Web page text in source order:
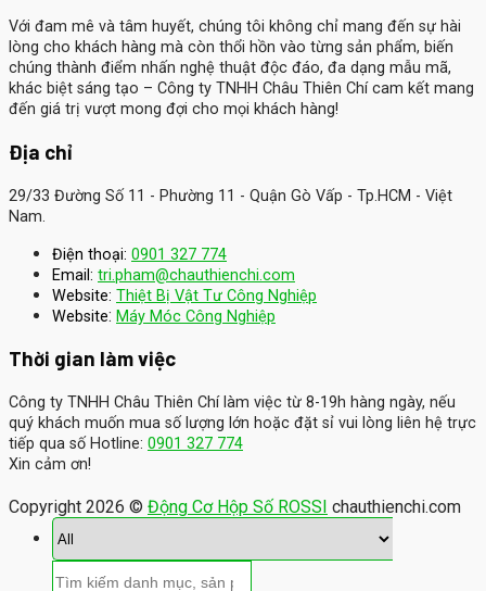
Với đam mê và tâm huyết, chúng tôi không chỉ mang đến sự hài
lòng cho khách hàng mà còn thổi hồn vào từng sản phẩm, biến
chúng thành điểm nhấn nghệ thuật độc đáo, đa dạng mẫu mã,
khác biệt sáng tạo – Công ty TNHH Châu Thiên Chí cam kết mang
đến giá trị vượt mong đợi cho mọi khách hàng!
Địa chỉ
29/33 Đường Số 11 - Phường 11 - Quận Gò Vấp - Tp.HCM - Việt
Nam.
Điện thoại: 0901 327 774
Email: tri.pham@chauthienchi.com
Website: Thiệt Bị Vật Tư Công Nghiệp
Website: Máy Móc Công Nghiệp
Thời gian làm việc
Công ty TNHH Châu Thiên Chí làm việc từ 8-19h hàng ngày, nếu
quý khách muốn mua số lượng lớn hoặc đặt sỉ vui lòng liên hệ trực
tiếp qua số Hotline: 0901 327 774
Xin cảm ơn!
Copyright 2026 © Động Cơ Hộp Số ROSSI chauthienchi.com